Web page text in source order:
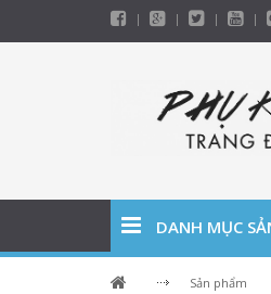
DANH MỤC
Sản phẩm